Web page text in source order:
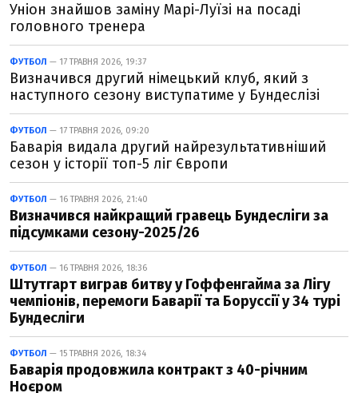
Уніон знайшов заміну Марі-Луїзі на посаді
головного тренера
ФУТБОЛ — 17 ТРАВНЯ 2026, 19:37
Визначився другий німецький клуб, який з
наступного сезону виступатиме у Бундеслізі
ФУТБОЛ — 17 ТРАВНЯ 2026, 09:20
Баварія видала другий найрезультативніший
сезон у історії топ-5 ліг Європи
ФУТБОЛ — 16 ТРАВНЯ 2026, 21:40
Визначився найкращий гравець Бундесліги за
підсумками сезону-2025/26
ФУТБОЛ — 16 ТРАВНЯ 2026, 18:36
Штутгарт виграв битву у Гоффенгайма за Лігу
чемпіонів, перемоги Баварії та Боруссії у 34 турі
Бундесліги
ФУТБОЛ — 15 ТРАВНЯ 2026, 18:34
Баварія продовжила контракт з 40-річним
Ноєром